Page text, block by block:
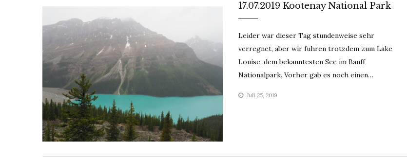
17.07.2019 Kootenay National Park
Leider war dieser Tag stundenweise sehr
verregnet, aber wir fuhren trotzdem zum Lake
Louise, dem bekanntesten See im Banff
Nationalpark. Vorher gab es noch einen…
Juli 25, 2019